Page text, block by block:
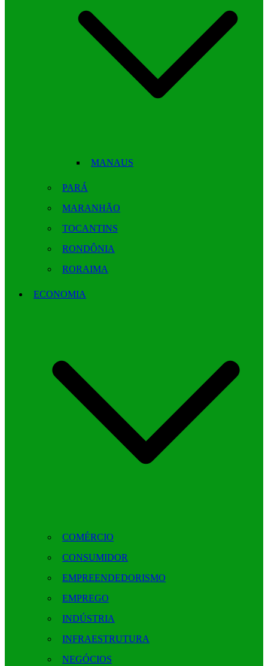
MANAUS
PARÁ
MARANHÃO
TOCANTINS
RONDÔNIA
RORAIMA
ECONOMIA
COMÉRCIO
CONSUMIDOR
EMPREENDEDORISMO
EMPREGO
INDÚSTRIA
INFRAESTRUTURA
NEGÓCIOS